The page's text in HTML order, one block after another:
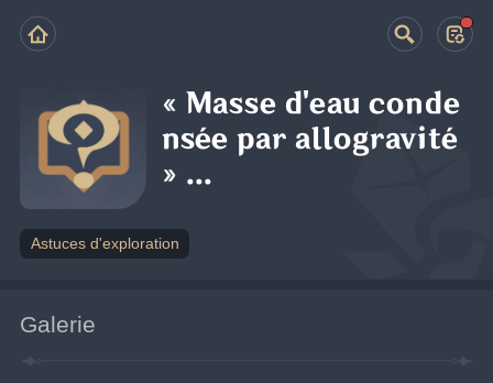
« Masse d'eau conde
nsée par allogravité
» ...
Astuces d'exploration
Galerie